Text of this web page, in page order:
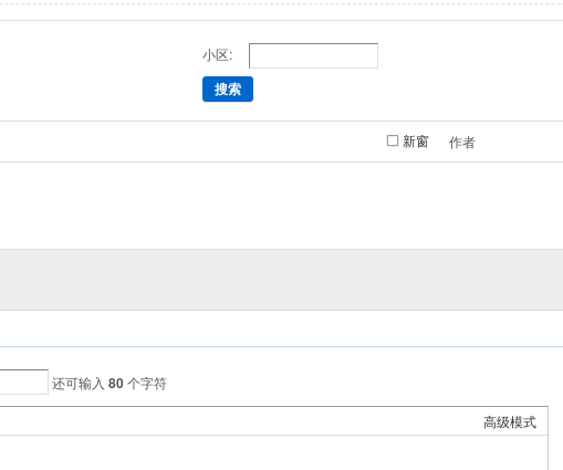
小区:
搜索
新窗 作者
还可输入 80个字符
高级模式